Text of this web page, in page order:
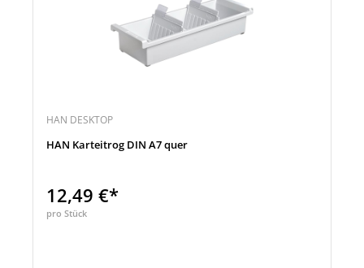
HAN DESKTOP
HAN Karteitrog DIN A7 quer
12,49 €*
pro Stück